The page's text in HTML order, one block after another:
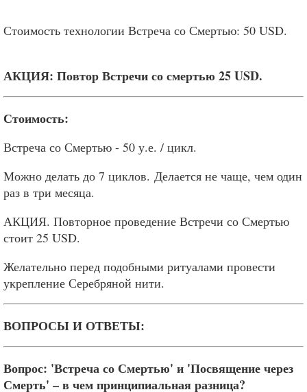
Стоимость технологии Встреча со Смертью: 50 USD.
АКЦИЯ: Повтор Встречи со смертью 25 USD.
Стоимость:
Встреча со Смертью - 50 у.е. / цикл.
Можно делать до 7 циклов. Делается не чаще, чем один
раз в три месяца.
АКЦИЯ. Повторное проведение Встречи со Смертью
стоит 25 USD.
Желательно перед подобными ритуалами провести
укрепление Серебряной нити.
ВОПРОСЫ И ОТВЕТЫ:
Вопрос: 'Встреча со Смертью' и 'Посвящение через
Смерть' – в чем принципиальная разница?